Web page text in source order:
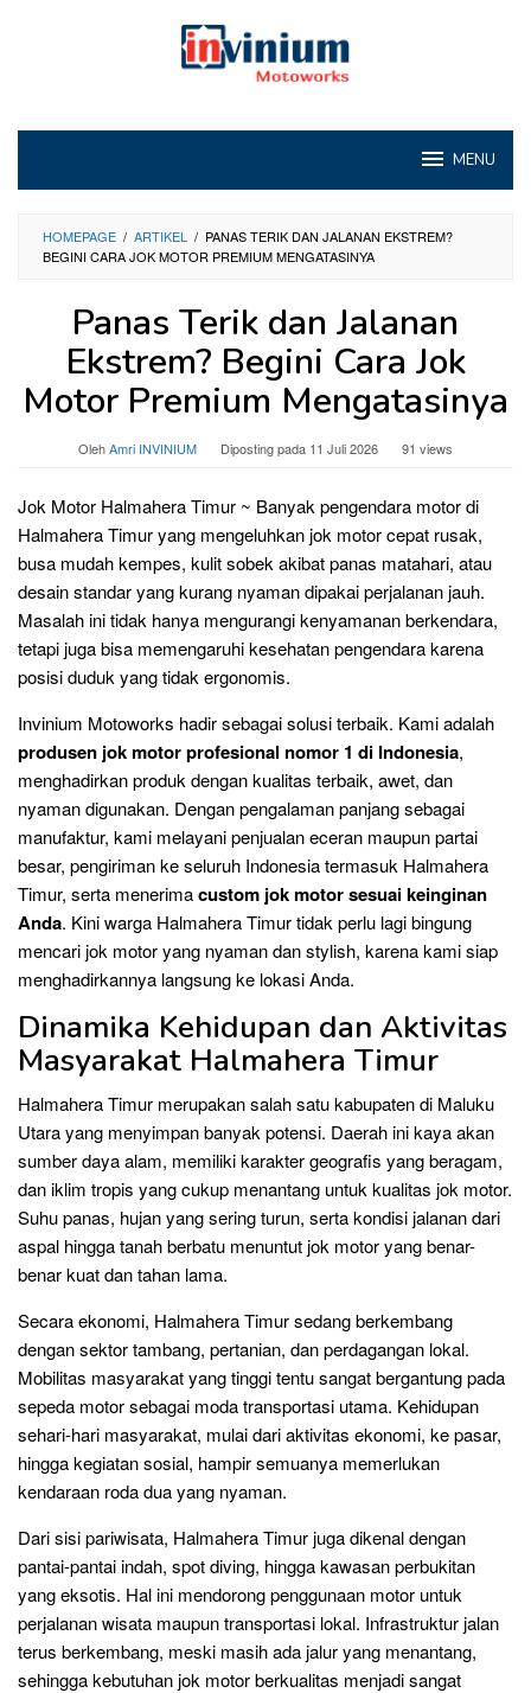
MENU
HOMEPAGE / ARTIKEL / PANAS TERIK DAN JALANAN EKSTREM?
BEGINI CARA JOK MOTOR PREMIUM MENGATASINYA
Panas Terik dan Jalanan
Ekstrem? Begini Cara Jok
Motor Premium Mengatasinya
OlehAmri INVINIUM Diposting pada 11 Juli 2026 91 views
Jok Motor Halmahera Timur ~ Banyak pengendara motor di
Halmahera Timur yang mengeluhkan jok motor cepat rusak,
busa mudah kempes, kulit sobek akibat panas matahari, atau
desain standar yang kurang nyaman dipakai perjalanan jauh.
Masalah ini tidak hanya mengurangi kenyamanan berkendara,
tetapi juga bisa memengaruhi kesehatan pengendara karena
posisi duduk yang tidak ergonomis.
Invinium Motoworks hadir sebagai solusi terbaik. Kami adalah
produsen jok motor profesional nomor 1 di Indonesia,
menghadirkan produk dengan kualitas terbaik, awet, dan
nyaman digunakan. Dengan pengalaman panjang sebagai
manufaktur, kami melayani penjualan eceran maupun partai
besar, pengiriman ke seluruh Indonesia termasuk Halmahera
Timur, serta menerimacustom jok motor sesuai keinginan
Anda. Kini warga Halmahera Timur tidak perlu lagi bingung
mencari jok motor yang nyaman dan stylish, karena kami siap
menghadirkannya langsung ke lokasi Anda.
Dinamika Kehidupan dan Aktivitas
Masyarakat Halmahera Timur
Halmahera Timur merupakan salah satu kabupaten di Maluku
Utara yang menyimpan banyak potensi. Daerah ini kaya akan
sumber daya alam, memiliki karakter geografis yang beragam,
dan iklim tropis yang cukup menantang untuk kualitas jok motor.
Suhu panas, hujan yang sering turun, serta kondisi jalanan dari
aspal hingga tanah berbatu menuntut jok motor yang benar-
benar kuat dan tahan lama.
Secara ekonomi, Halmahera Timur sedang berkembang
dengan sektor tambang, pertanian, dan perdagangan lokal.
Mobilitas masyarakat yang tinggi tentu sangat bergantung pada
sepeda motor sebagai moda transportasi utama. Kehidupan
sehari-hari masyarakat, mulai dari aktivitas ekonomi, ke pasar,
hingga kegiatan sosial, hampir semuanya memerlukan
kendaraan roda dua yang nyaman.
Dari sisi pariwisata, Halmahera Timur juga dikenal dengan
pantai-pantai indah, spot diving, hingga kawasan perbukitan
yang eksotis. Hal ini mendorong penggunaan motor untuk
perjalanan wisata maupun transportasi lokal. Infrastruktur jalan
terus berkembang, meski masih ada jalur yang menantang,
sehingga kebutuhan jok motor berkualitas menjadi sangat